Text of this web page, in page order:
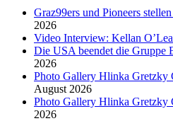
Graz99ers und Pioneers
2026
Video Interview: Kellan
Die USA beendet die Gruppe
2026
Photo Gallery Hlinka
August 2026
Photo Gallery Hlinka
2026